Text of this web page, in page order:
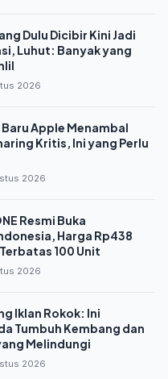
Dulu Dicibir Kini Jadi
Luhut: Banyak yang
2026
Apple Menambal
Kritis, Ini yang Perlu
2026
Resmi Buka
Harga Rp438
100 Unit
2026
Iklan Rokok: Ini
Tumbuh Kembang dan
Melindungi
2026